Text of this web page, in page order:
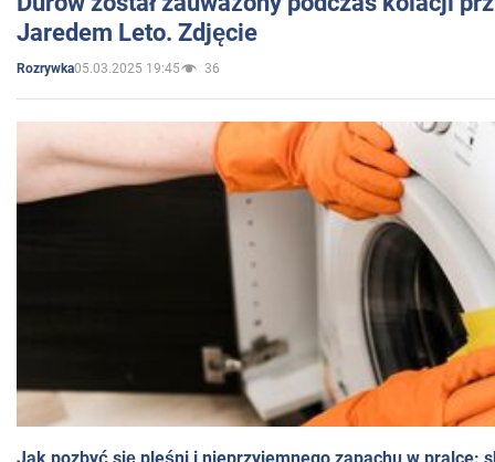
Jaredem Leto. Zdjęcie
Rozrywka05.03.2025 19:45 36
Jak pozbyć się pleśni i nieprzyjemnego zapachu w pralce: